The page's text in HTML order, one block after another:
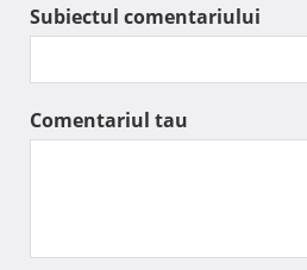
Subiectul comentariului
Comentariul tau